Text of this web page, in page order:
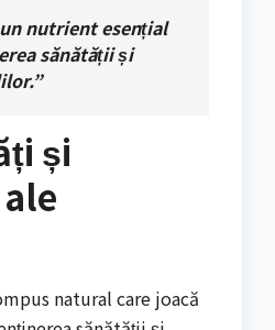
nutrient esențial
sănătății și
și
natural care joacă